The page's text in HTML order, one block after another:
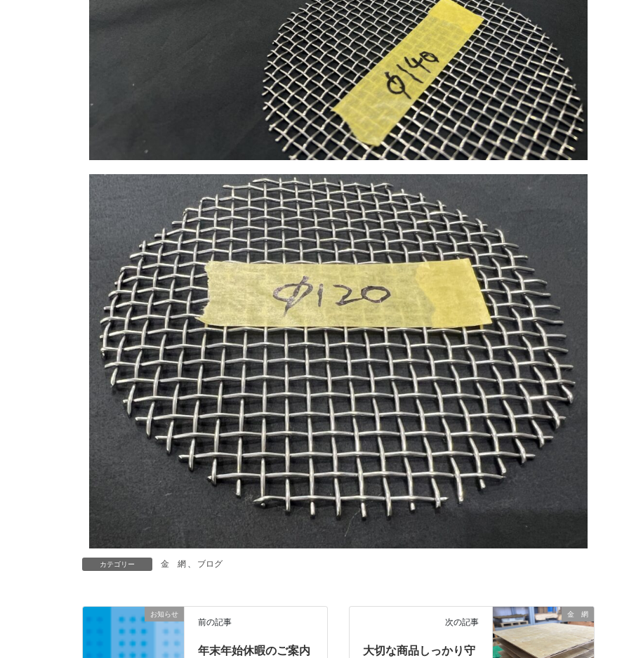
カテゴリー 金 網 ブログ
お知らせ
前の記事
年末年始休暇のご案内
金 網
次の記事
大切な商品しっかり守